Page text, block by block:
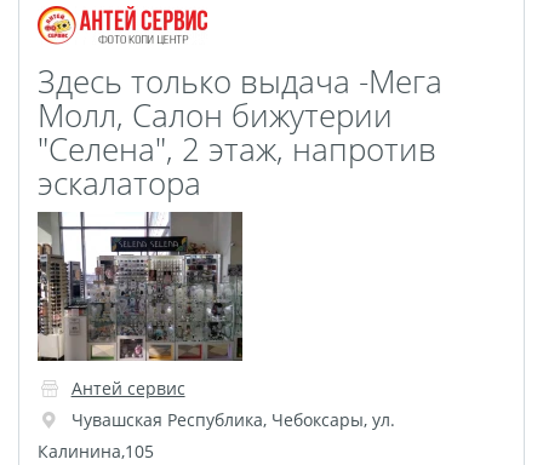
Фотокарточки в стиле
Инстакс
Таблички и указатели
Пресс-воллы
Бланки
Фото на украшениях
Сувениры Новый год
Фотокарточки в стиле
Полароид
Игрушки с фото
DTF-печать
Гирлянды с фото
Календарь магнитный
Термокружки
Термосы
Здесь только выдача -Мега
Молл, Салон бижутерии
"Селена", 2 этаж, напротив
эскалатора
Антей сервис
Чувашская Республика, Чебоксары, ул.
Калинина,105